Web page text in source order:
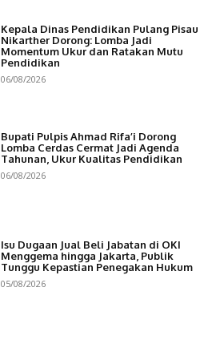
Kepala Dinas Pendidikan Pulang Pisau
Nikarther Dorong: Lomba Jadi
Momentum Ukur dan Ratakan Mutu
Pendidikan
06/08/2026
Bupati Pulpis Ahmad Rifa’i Dorong
Lomba Cerdas Cermat Jadi Agenda
Tahunan, Ukur Kualitas Pendidikan
06/08/2026
Isu Dugaan Jual Beli Jabatan di OKI
Menggema hingga Jakarta, Publik
Tunggu Kepastian Penegakan Hukum
05/08/2026